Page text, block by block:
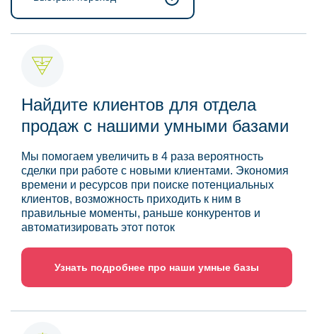
Найдите клиентов для отдела
продаж с нашими умными базами
Мы помогаем увеличить в 4 раза вероятность
сделки при работе с новыми клиентами. Экономия
времени и ресурсов при поиске потенциальных
клиентов, возможность приходить к ним в
правильные моменты, раньше конкурентов и
автоматизировать этот поток
Узнать подробнее про наши умные базы